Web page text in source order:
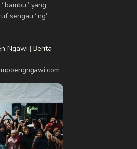
yang
sengau “ng”
Ngawi | Berita